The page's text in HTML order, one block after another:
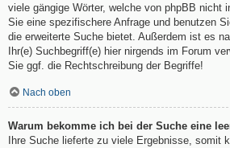
viele gängige Wörter, welche von phpBB nicht
Sie eine spezifischere Anfrage und benutzen
die erweiterte Suche bietet. Außerdem ist es
Ihr(e) Suchbegriff(e) hier nirgends im Forum
Sie ggf. die Rechtschreibung der Begriffe!
Nach oben
Warum bekomme ich bei der Suche eine
Ihre Suche lieferte zu viele Ergebnisse, somit